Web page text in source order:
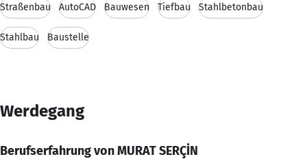
Straßenbau AutoCAD Bauwesen Tiefbau Stahlbetonbau
Stahlbau Baustelle
Werdegang
Berufserfahrung von MURAT SERÇİN